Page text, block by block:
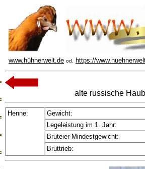
www.hühnerwelt.de od. https://
alte russische
Henne:
Gewicht:
Legeleistung im 1. Jahr:
Bruteier-Mindestgewicht:
Bruttrieb: